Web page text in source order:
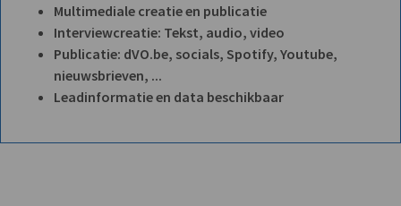
Multimediale creatie en publicatie
Interviewcreatie: Tekst, audio, video
Publicatie: dVO.be, socials, Spotify, Youtube,
nieuwsbrieven, ...
Leadinformatie en data beschikbaar